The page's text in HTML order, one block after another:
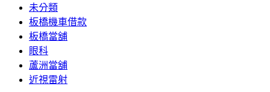
未分類
板橋機車借款
板橋當舖
眼科
蘆洲當舖
近視雷射